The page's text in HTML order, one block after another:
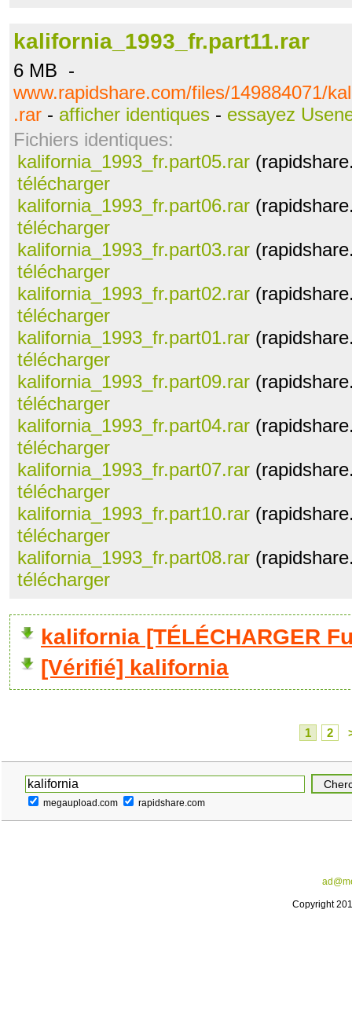
kalifornia_1993_fr.part11.rar
6 MB -
www.rapidshare.com/files/149884071/
.rar - afficher identiques - essayez
Fichiers identiques:
kalifornia_1993_fr.part05.rar
télécharger
kalifornia_1993_fr.part06.rar
télécharger
kalifornia_1993_fr.part03.rar
télécharger
kalifornia_1993_fr.part02.rar
télécharger
kalifornia_1993_fr.part01.rar
télécharger
kalifornia_1993_fr.part09.rar
télécharger
kalifornia_1993_fr.part04.rar
télécharger
kalifornia_1993_fr.part07.rar
télécharger
kalifornia_1993_fr.part10.rar
télécharger
kalifornia_1993_fr.part08.rar
télécharger
kalifornia [TÉLÉCHARGER
[Vérifié] kalifornia
1 2
megaupload.com rapidshare.com
Copyright